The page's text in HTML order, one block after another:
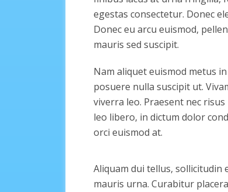
egestas consectetur. Donec
Donec eu arcu euismod,
mauris sed suscipit.
Nam aliquet euismod metus
posuere nulla suscipit ut.
viverra leo. Praesent nec
leo libero, in dictum dolor
orci euismod at.
Aliquam dui tellus, sollicitudin
mauris urna. Curabitur